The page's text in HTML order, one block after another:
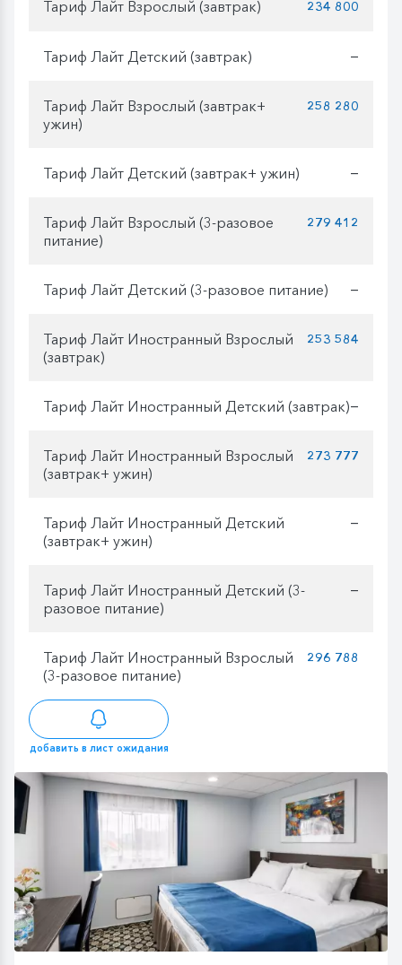
Тариф Лайт Взрослый (завтрак) 234 800
Тариф Лайт Детский (завтрак) —
Тариф Лайт Взрослый (завтрак+
ужин)
258 280
Тариф Лайт Детский (завтрак+ ужин) —
Тариф Лайт Взрослый (3-разовое
питание)
279 412
Тариф Лайт Детский (3-разовое питание) —
Тариф Лайт Иностранный Взрослый
(завтрак)
253 584
Тариф Лайт Иностранный Детский (завтрак)—
Тариф Лайт Иностранный Взрослый
(завтрак+ ужин)
273 777
Тариф Лайт Иностранный Детский
(завтрак+ ужин)
—
Тариф Лайт Иностранный Детский (3-
разовое питание)
—
Тариф Лайт Иностранный Взрослый
(3-разовое питание)
296 788
добавить в лист ожидания